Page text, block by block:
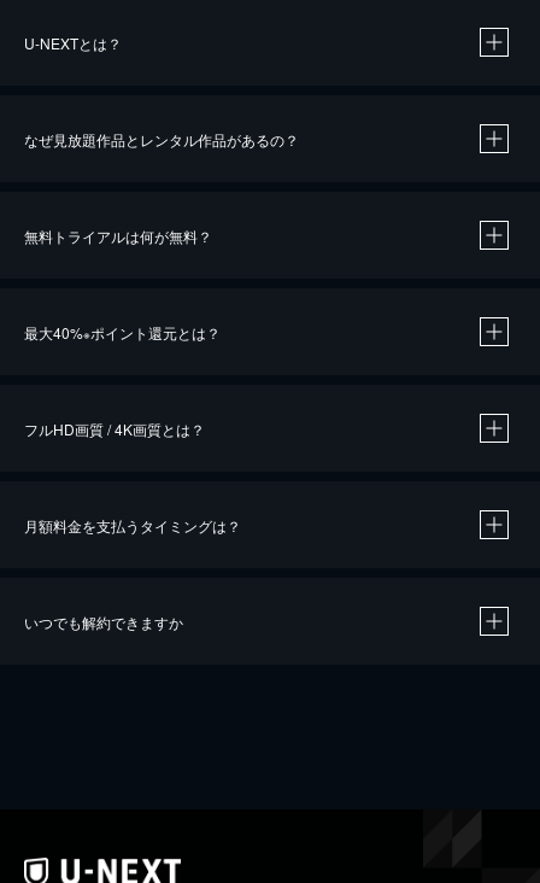
U-NEXTとは？
なぜ見放題作品とレンタル作品があるの？
無料トライアルは何が無料？
最大40%※ポイント還元とは？
※40％ポイント還元の対象は、クレジットカード決済による作品の購入 / レンタルです。
フルHD画質 / 4K画質とは？
月額料金を支払うタイミングは？
いつでも解約できますか